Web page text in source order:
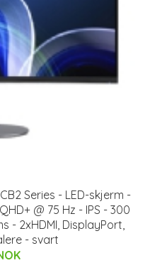
Series - LED-skjerm -
@ 75 Hz - IPS - 300
- 2xHDMI, DisplayPort,
- svart